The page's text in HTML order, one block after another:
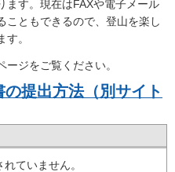
ます。現在はFAXや電子メール
こともできるので、登山を楽し
。
ジをご覧ください。
提出方法（別サイト
ていません。